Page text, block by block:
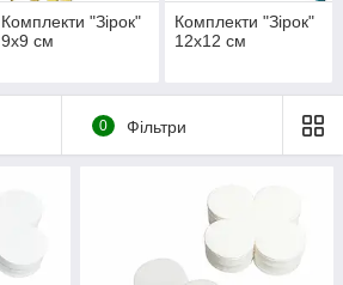
Комплекти "Зірок"
9х9 см
Комплекти "Зірок"
12х12 см
0 Фільтри